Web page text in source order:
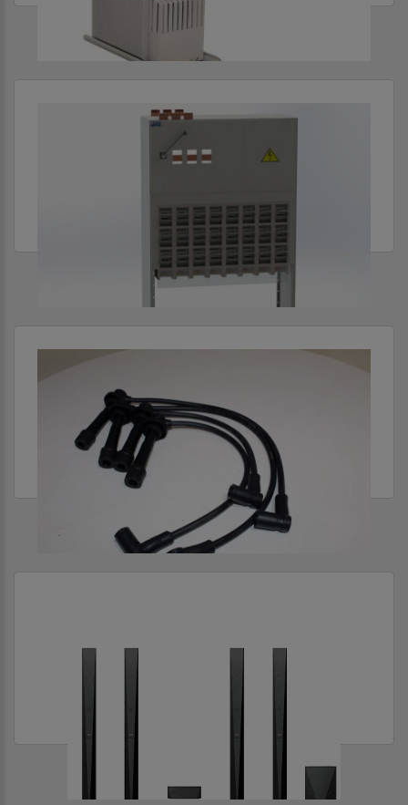
ГОСТ
АППАРАТУРА ПУСКОРЕГУЛИРУЮЩАЯ
АППАРАТЫ НИЗКОГО НАПРЯЖЕНИЯ
АППАРАТЫ ВЫСОКОГО НАПРЯЖЕНИЯ